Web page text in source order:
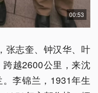
00:53
张志奎、钟汉华、叶
越2600公里，来沈
李锦兰，1931年生